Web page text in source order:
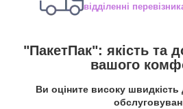
відділенні
"ПакетПак": якість та
вашого
Ви оціните високу швидкість